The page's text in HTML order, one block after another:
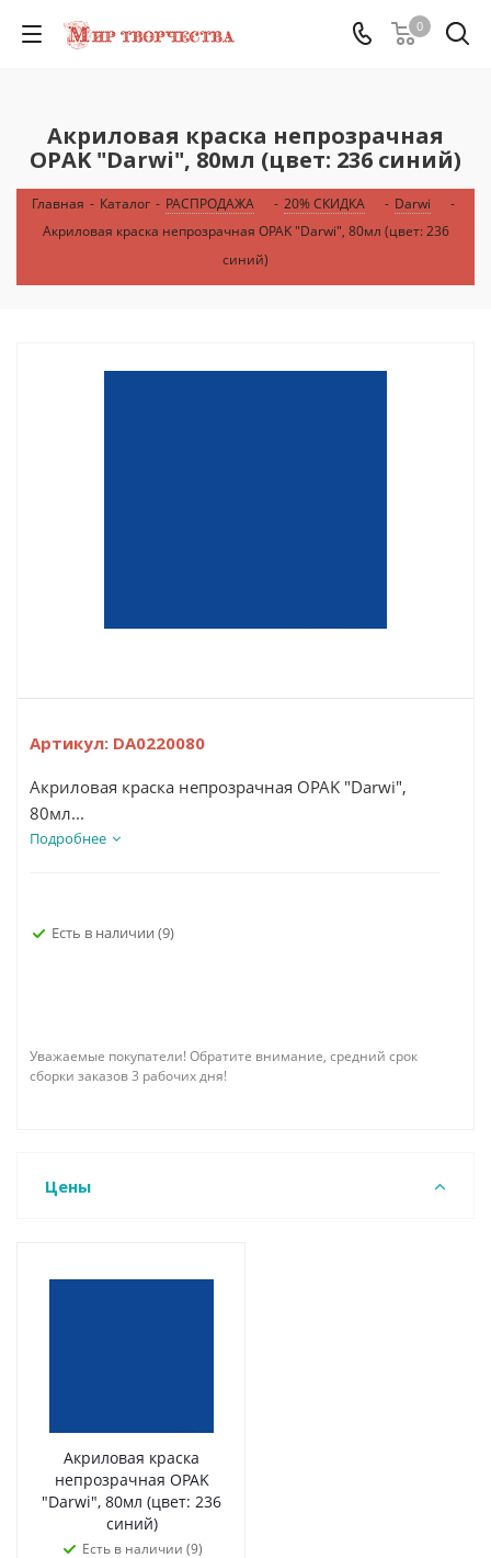
0
Акриловая краска непрозрачная
OPAK "Darwi", 80мл (цвет: 236 синий)
Главная - Каталог - РАСПРОДАЖА - 20% СКИДКА - Darwi
-
Акриловая краска непрозрачная OPAK "Darwi", 80мл (цвет: 236
синий)
Артикул: DA0220080
Акриловая краска непрозрачная OPAK "Darwi",
80мл...
Подробнее
Есть в наличии (9)
Уважаемые покупатели! Обратите внимание, средний срок
сборки заказов 3 рабочих дня!
Цены
Акриловая краска
непрозрачная OPAK
"Darwi", 80мл (цвет: 236
синий)
Есть в наличии (9)